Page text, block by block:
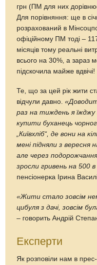
грн (ПМ для них
Для порівняння: ще в
розрахований в
офіційному ПМ тоді –
місяців тому реальні
всього на 30%, а зараз
підскочила майже вдвічі!
Те, що за цей рік жити
відчули давно.
раз на тиждень я
купити буханець
„Київхліб“, де вони на
мені підняли з вересня
але через
зросли гривень на 500 в
пенсіонерка Ірина
«Жити стало зовсім
цибуля з дачі, зовсім
– говорить Андрій
Експерти
Як розповіли нам в